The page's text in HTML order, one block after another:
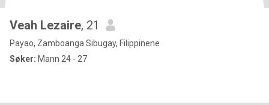
Veah Lezaire, 21
Payao, Zamboanga Sibugay, Filippinene
Søker: Mann 24 - 27